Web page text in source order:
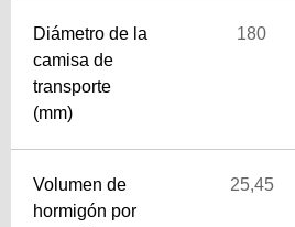
Diámetro de la
camisa de
transporte
(mm)
180
Volumen de
hormigón por
25,45